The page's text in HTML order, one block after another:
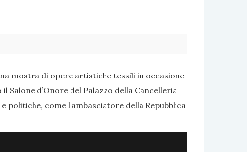
mostra di opere artistiche tessili in occasione
Salone d’Onore del Palazzo della Cancelleria
come l’ambasciatore della Repubblica